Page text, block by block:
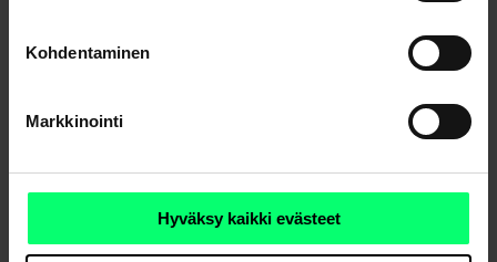
Kohdentaminen
Markkinointi
Hyväksy kaikki evästeet